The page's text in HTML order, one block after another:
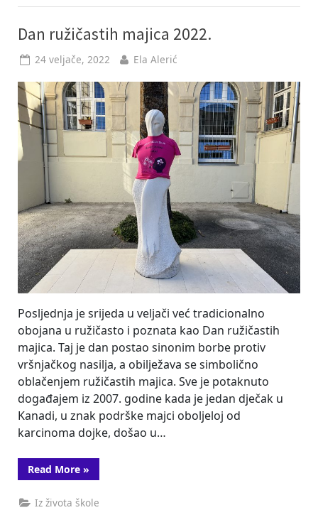
smo
od
iskorijenjenosti
maloljetničkog
zlostavljanja”
Dan ružičastih majica 2022.
Posted
24 veljače, 2022 By
Ela Alerić
Posljednja je srijeda u veljači već tradicionalno
obojana u ružičasto i poznata kao Dan ružičastih
majica. Taj je dan postao sinonim borbe protiv
vršnjačkog nasilja, a obilježava se simbolično
oblačenjem ružičastih majica. Sve je potaknuto
događajem iz 2007. godine kada je jedan dječak u
Kanadi, u znak podrške majci oboljeloj od
karcinoma dojke, došao u…
Read More“Dan
ružičastih
2022.”
»
Iz života škole